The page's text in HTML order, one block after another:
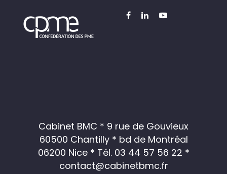
Cabinet BMC * 9 rue de Gouvieux
60500 Chantilly * bd de Montréal
06200 Nice * Tél. 03 44 57 56 22 *
contact@cabinetbmc.fr